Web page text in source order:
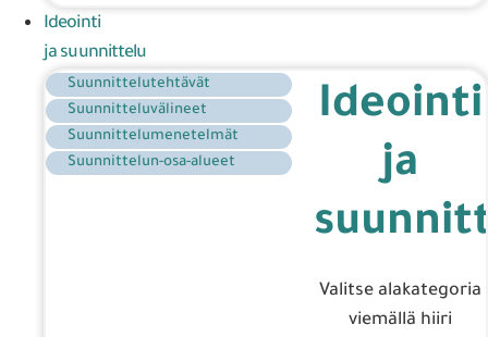
Ideointi
ja suunnittelu
Suunnittelutehtävät
Suunnitteluvälineet
Suunnittelumenetelmät
Suunnittelun-osa-alueet
Ideointi
ja
Valitse alakategoria
viemällä hiiri